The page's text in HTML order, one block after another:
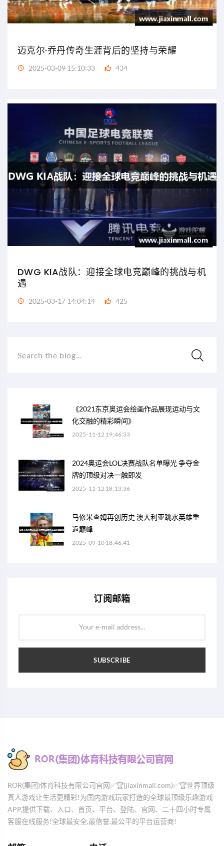
迈克尔·乔丹传奇生涯背后的坚持与荣耀
2025-03-09 15:10:33 434
DWG KIA战队：迎接全球电竞巅峰的挑战与机
遇
2025-03-17 14:04:14 425
Search the blog...
《2021东京奥运会绘画作品展现运动与文
化交融的精彩瞬间》
2025-11-12 19:46:33
2024奥运会LOL决赛战队名单曝光 争夺金
牌的顶级对决一触即发
2025-11-12 18:13:36
马修米查姆再创历史 澳大利亚跳水英雄重
返巅峰
2025-09-10 18:46:41
订阅邮箱
Your e-mail address...
SUBSCRIBE
ROR(集团)体育科技有限公司官网✅🏆(jiaxinmall.com)✅🏆世界顶级
真人游戏让生活更精彩!为国内游戏玩家打造的全球最顶级乐趣游戏
APP,提供下载、入口、首页、平台、登陆、官网、二十四小时专属
客服在线服务!全球最安全,最信誉,最公平的平台运营商!